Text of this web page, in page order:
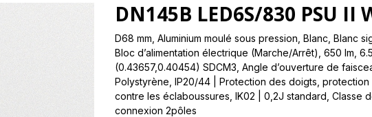
DN145B LED6S/830 PSU II
D68 mm, Aluminium moulé sous pression, Blanc, Blanc
Bloc d’alimentation électrique (Marche/Arrêt), 650 lm,
(0.43657,0.40454) SDCM3, Angle d’ouverture de
Polystyrène, IP20/44 | Protection des doigts,
contre les éclaboussures, IK02 | 0,2J standard, Classe
connexion 2pôles